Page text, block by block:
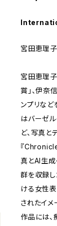
宮田恵理
宮田恵理
賞」、伊
ンプリなど
はバーゼ
ど、写真
『
真とAI生成
群を収録し
ける女性
されたイメ
作品には、